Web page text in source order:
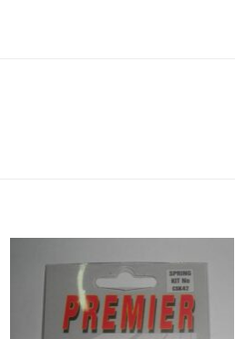
Προσθήκη
στη Λίστα
Επιθυμιών